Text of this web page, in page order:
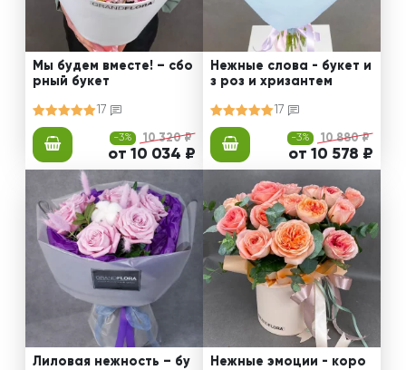
Мы будем вместе! – сбо
рный букет
17
-3% 10 320 ₽
от 10 034 ₽
Нежные слова - букет и
з роз и хризантем
17
-3% 10 880 ₽
от 10 578 ₽
Лиловая нежность – бу
Нежные эмоции - коро